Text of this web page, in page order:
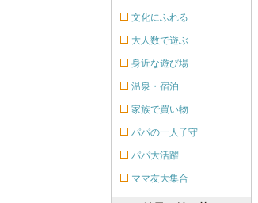
文化にふれる
大人数で遊ぶ
身近な遊び場
温泉・宿泊
家族で買い物
パパの一人子守
パパ大活躍
ママ友大集合